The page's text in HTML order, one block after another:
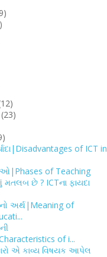
(23)
of ICT in
of Teaching
મતલબ છે ? ICTના ફાયદા
અર્થ|Meaning of
of i...
એ કાવ્ય વિષયક આપેલ